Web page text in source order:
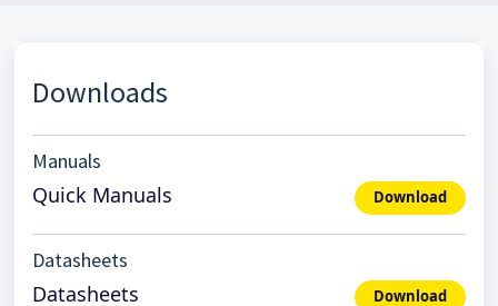
Downloads
Manuals
Quick Manuals Download
Datasheets
Datasheets Download